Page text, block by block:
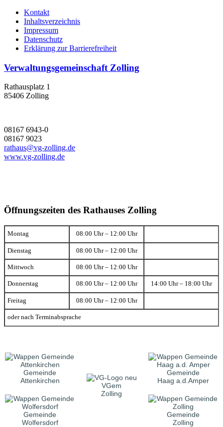
Kontakt
Inhaltsverzeichnis
Impressum
Datenschutz
Erklärung zur Barrierefreiheit
Verwaltungsgemeinschaft Zolling
Rathausplatz 1
85406 Zolling
08167 6943-0
08167 9023
rathaus@vg-zolling.de
www.vg-zolling.de
Öffnungszeiten des Rathauses Zolling
Montag 08:00 Uhr – 12:00 Uhr
Dienstag 08:00 Uhr – 12:00 Uhr
Mittwoch 08:00 Uhr – 12:00 Uhr
Donnerstag 08:00 Uhr – 12:00 Uhr 14:00 Uhr – 18:00 Uhr
Freitag 08:00 Uhr – 12:00 Uhr
oder nach Terminabsprache
Gemeinde
Attenkirchen
VGem
Zolling
Gemeinde
Haag a.d.Amper
Gemeinde
Wolfersdorf
Gemeinde
Zolling